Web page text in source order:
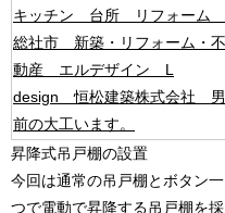
昇降式吊戸棚の設置
今回は通常の吊戸棚とボタン一
つで電動で昇降する吊戸棚を採